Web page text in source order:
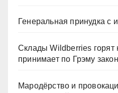
Генеральная принудка с
Склады Wildberries горят
принимает по Грэму закон
Мародёрство и